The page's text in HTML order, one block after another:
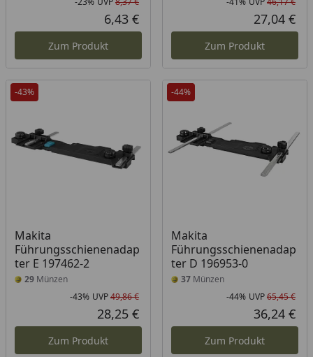
Rabatt in Prozent
Ursprünglicher Preis
Aktueller Preis
6,43 €
Zum Produkt
27,04 €
Zum Produkt
-43%
Makita
Führungsschienenadap
ter E 197462-2
29 Münzen
Rabatt in Prozent
-43%
Ursprünglicher Preis
UVP49,86 €
Aktueller Preis
28,25 €
Zum Produkt
-44%
Makita
Führungsschienenadap
ter D 196953-0
37Münzen
-44% UVP65,45 €
36,24 €
Zum Produkt